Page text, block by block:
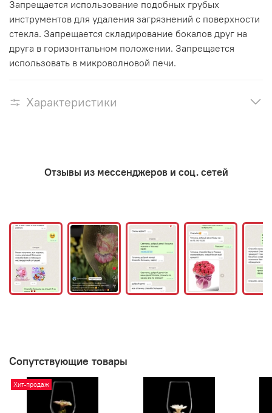
Запрещается использование подобных грубых
инструментов для удаления загрязнений с поверхности
стекла. Запрещается складирование бокалов друг на
друга в горизонтальном положении. Запрещается
использовать в микроволновой печи.
Характеристики
Отзывы из мессенджеров и соц. сетей
Сопутствующие товары
Хит-продаж